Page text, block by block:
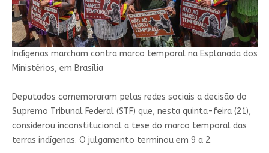
Indígenas marcham contra marco temporal na Esplanada dos
Ministérios, em Brasília
Deputados comemoraram pelas redes sociais a decisão do
Supremo Tribunal Federal (STF) que, nesta quinta-feira (21),
considerou inconstitucional a tese do marco temporal das
terras indígenas. O julgamento terminou em 9 a 2.